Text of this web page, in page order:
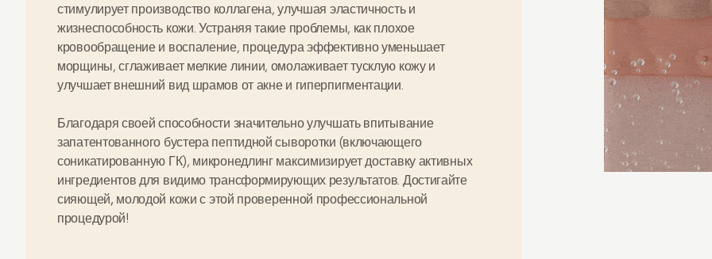
стимулируетпроизводство коллагена, улучшая эластичность и
жизнеспособность кожи. Устраняя такие проблемы, как плохое
кровообращение и воспаление, процедура эффективно уменьшает
морщины, сглаживает мелкие линии, омолаживает тусклую кожу и
улучшает внешний вид шрамов от акне и гиперпигментации.
Благодаря своей способности значительно улучшать впитывание
запатентованного бустера пептидной сыворотки (включающего
соникатированную ГК), микронедлинг максимизирует доставку активных
ингредиентов для видимо трансформирующих результатов. Достигайте
сияющей, молодой кожис этой проверенной профессиональной
процедурой!